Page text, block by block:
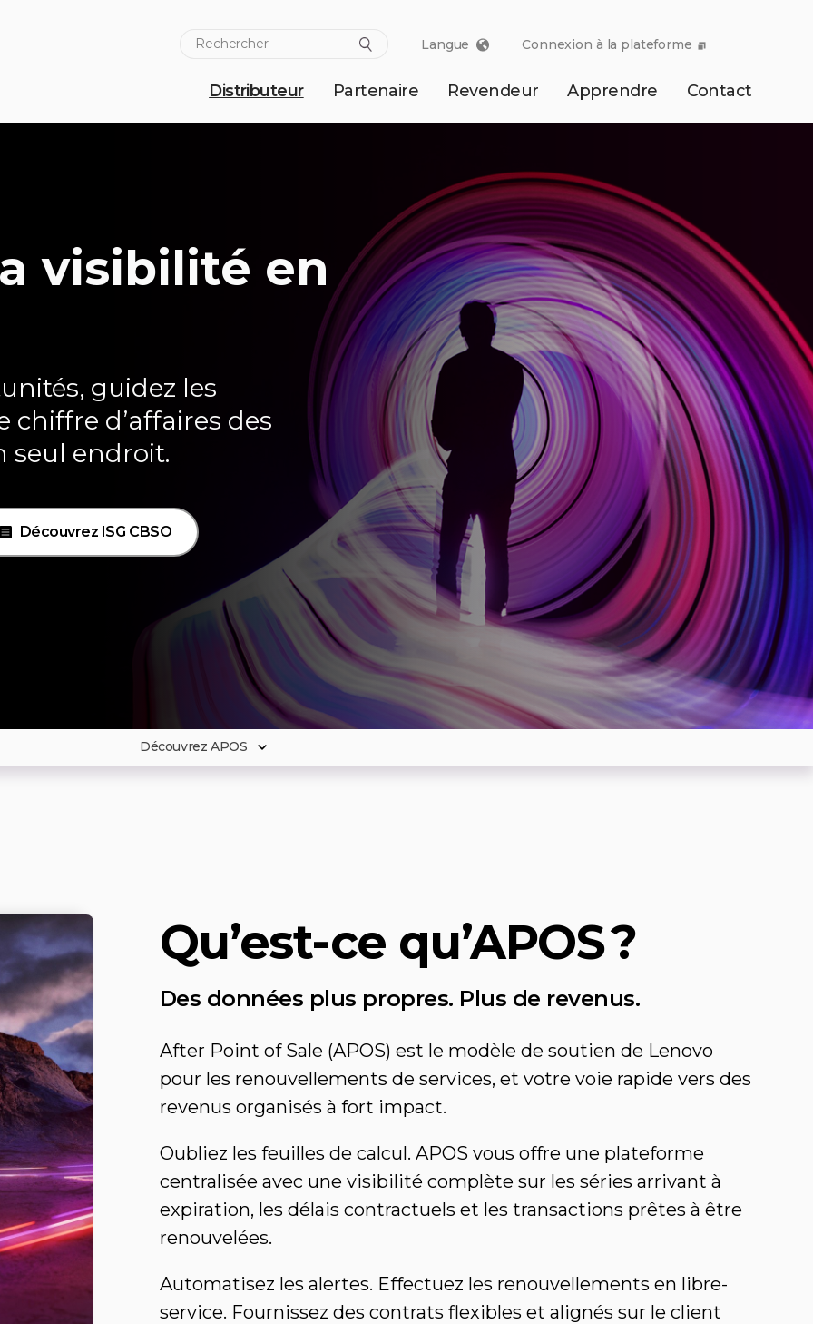
Langue Connexion à la plateforme
Distributeur Partenaire Revendeur Apprendre Contact
visibilité en
guidez les
d’affaires des
seul endroit.
Découvrez ISG CBSO
Découvrez APOS
Qu’est-ce qu’APOS ?
Des données plus propres. Plus de revenus.
After Point of Sale (APOS) est le modèle de soutien de Lenovo
pour les renouvellements de services, et votre voie rapide vers des
revenus organisés à fort impact.
Oubliez les feuilles de calcul. APOS vous offre une plateforme
centralisée avec une visibilité complète sur les séries arrivant à
expiration, les délais contractuels et les transactions prêtes à être
renouvelées.
Automatisez les alertes. Effectuez les renouvellements en libre-
service. Fournissez des contrats flexibles et alignés sur le client